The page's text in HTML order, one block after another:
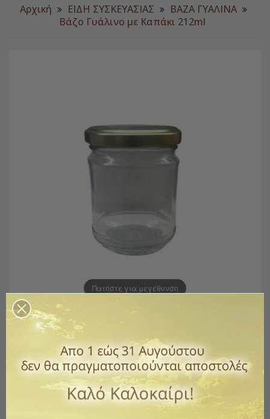
Αρχική ΕΙΔΗ ΣΥΣΚΕΥΑΣΙΑΣ
ΒΑΖΑ ΓΥΑΛΙΝΑ
Βάζο Γυάλινο με Καπάκι 212ml
Πατήστε για μεγέθυνση
Βάζο Γυάλινο Με Καπάκι 212ml
vaz-212
0,55 €